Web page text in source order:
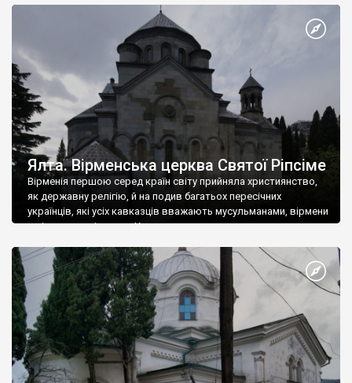
Херсонесі Володимир-язичник, став Василем-християнином.
А потім було Хрещення Русі. На честь Херсонесу Таврійського
Ялта. Вірменська церква Святої Ріпсіме
Вірменія першою серед країн світу прийняла християнство,
як державну релігію, й на подив багатьох пересічних
українців, які усіх кавказців вважають мусульманами, вірмени
є відданими вірянами Христа